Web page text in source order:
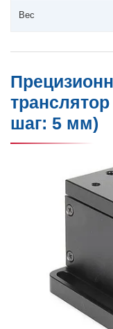
Вес
шаг: 5 мм)